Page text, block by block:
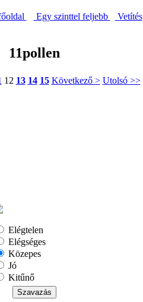
Egy szinttel feljebb Vetítés
11pollen
12 13 14 15 Következő > Utolsó >>
Elégtelen
Elégséges
Közepes
Jó
Kitűnő